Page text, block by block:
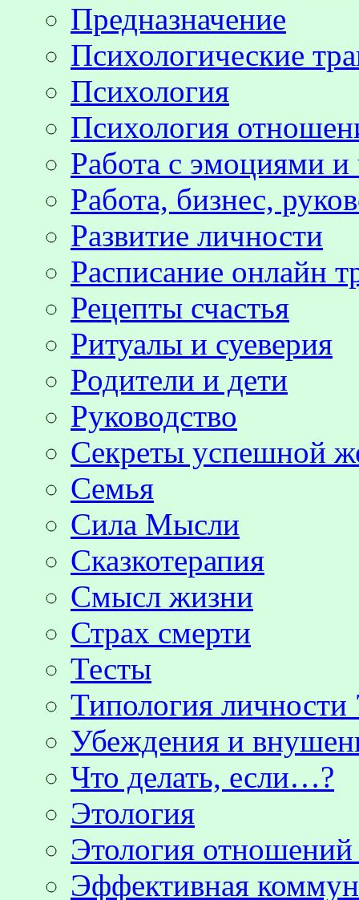
Предназначение
Психологические
Психология
Психология
Работа с эмоциями и
Работа, бизнес,
Развитие личности
Расписание онлайн
Рецепты счастья
Ритуалы и суеверия
Родители и дети
Руководство
Секреты успешной
Семья
Сила Мысли
Сказкотерапия
Смысл жизни
Страх смерти
Тесты
Типология личности
Убеждения и
Что делать, если…?
Этология
Этология
Эффективная